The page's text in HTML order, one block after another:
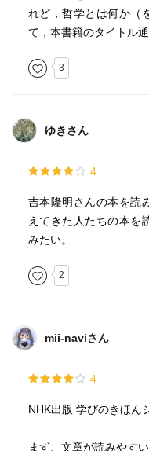
れど，哲学とは何か（
て，本書籍のタイトル
3
ゆきさん
4
吉本隆明さんの本を読
えてきた人たちの本を
みたい。
2
mii-naviさん
4
NHK出版 学びのきほん
まず、文章が読みやすい